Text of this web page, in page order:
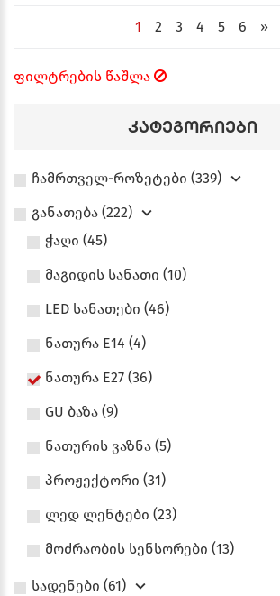
1 2 3 4 5 6 »
ფილტრების წაშლა
კატეგორიები
ჩამრთველ-როზეტები (339)
განათება (222)
ჭაღი (45)
მაგიდის სანათი (10)
LED სანათები (46)
ნათურა E14 (4)
ნათურა E27 (36)
GU ბაზა (9)
ნათურის ვაზნა (5)
პროჟექტორი (31)
ლედ ლენტები (23)
მოძრაობის სენსორები (13)
სადენები (61)